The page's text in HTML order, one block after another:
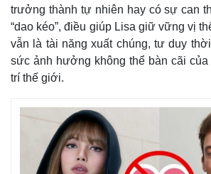
trưởng thành tự nhiên hay có sự can
“dao kéo”, điều giúp Lisa giữ vững vị
vẫn là tài năng xuất chúng, tư duy
sức ảnh hưởng không thể bàn cãi của
trí thế giới.